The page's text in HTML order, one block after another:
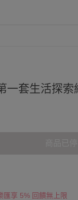
一套生活探索
匯享 5% 回饋無上限